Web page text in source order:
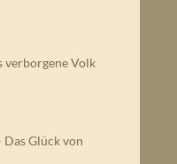
verborgene Volk
Glück von